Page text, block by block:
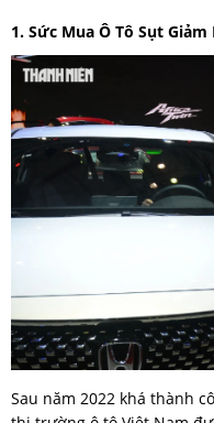
1. Sức Mua Ô Tô Sụt Giảm
Sau năm 2022 khá thành